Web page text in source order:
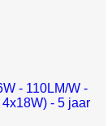
- 110LM/W -
- 5 jaar